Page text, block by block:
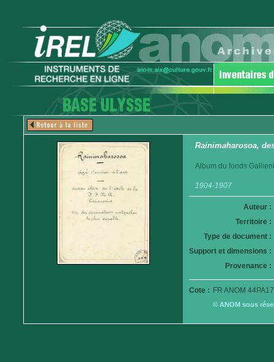
Rainimaharosoa,
Album du fonds
1904-1907
Auteur :
Territoire :
Type de document :
Support et dimensions :
Provenance :
Cote : FR ANOM
© ANOM sous